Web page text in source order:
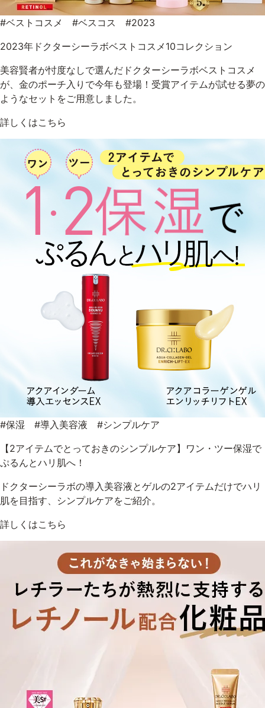
#ベストコスメ #ベスコス #2023
2023年ドクターシーラボベストコスメ10コレクション
美容賢者が忖度なしで選んだドクターシーラボベストコスメ
が、金のポーチ入りで今年も登場！受賞アイテムが試せる夢の
ようなセットをご用意しました。
詳しくはこちら
#保湿 #導入美容液 #シンプルケア
【2アイテムでとっておきのシンプルケア】ワン・ツー保湿で
ぷるんとハリ肌へ！
ドクターシーラボの導入美容液とゲルの2アイテムだけでハリ
肌を目指す、シンプルケアをご紹介。
詳しくはこちら